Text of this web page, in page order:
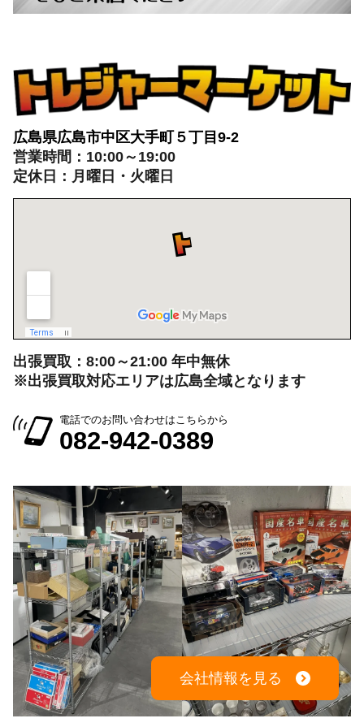
広島県広島市中区大手町５丁目9-2
営業時間：10:00～19:00
定休日：月曜日・火曜日
出張買取：8:00～21:00 年中無休
※出張買取対応エリアは広島全域となります
電話でのお問い合わせはこちらから
082-942-0389
会社情報を見る